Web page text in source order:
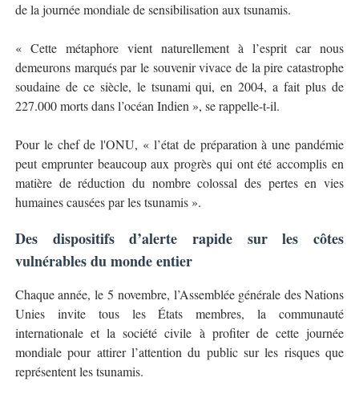
de la journée mondiale de sensibilisation aux tsunamis.
« Cette métaphore vient naturellement à l’esprit car nous
demeurons marqués par le souvenir vivace de la pire catastrophe
soudaine de ce siècle, le tsunami qui, en 2004, a fait plus de
227.000 morts dans l’océan Indien », se rappelle-t-il.
Pour le chef de l'ONU, « l’état de préparation à une pandémie
peut emprunter beaucoup aux progrès qui ont été accomplis en
matière de réduction du nombre colossal des pertes en vies
humaines causées par les tsunamis ».
Des dispositifs d’alerte rapide sur les côtes
vulnérables du monde entier
Chaque année, le 5 novembre, l’Assemblée générale des Nations
Unies invite tous les États membres, la communauté
internationale et la société civile à profiter de cette journée
mondiale pour attirer l’attention du public sur les risques que
représentent les tsunamis.